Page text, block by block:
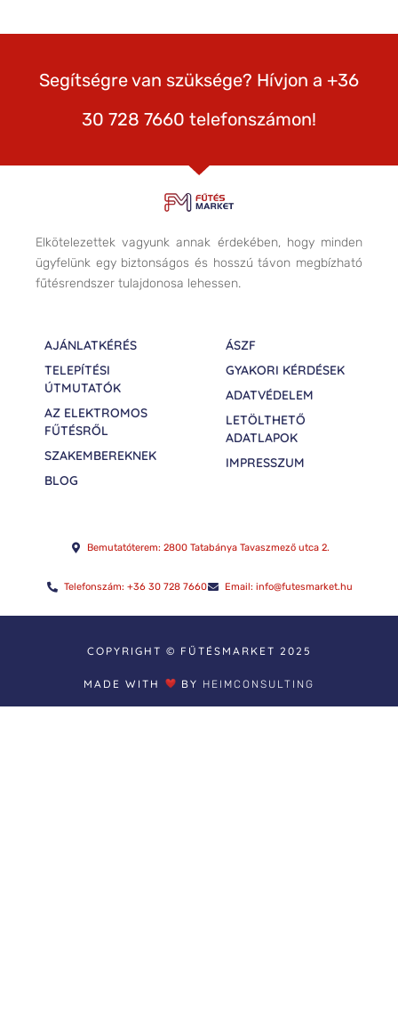
Segítségre van szüksége? Hívjon a +36
30 728 7660 telefonszámon!
Elkötelezettek vagyunk annak érdekében, hogy minden
ügyfelünk egy biztonságos és hosszú távon megbízható
fűtésrendszer tulajdonosa lehessen.
AJÁNLATKÉRÉS
TELEPÍTÉSI
ÚTMUTATÓK
AZ ELEKTROMOS
FŰTÉSRŐL
SZAKEMBEREKNEK
BLOG
ÁSZF
GYAKORI KÉRDÉSEK
ADATVÉDELEM
LETÖLTHETŐ
ADATLAPOK
IMPRESSZUM
Bemutatóterem: 2800 Tatabánya Tavaszmező utca 2.
Telefonszám: +36 30 728 7660 Email: info@futesmarket.hu
COPYRIGHT © FŰTÉSMARKET 2025
MADE WITH BY HEIMCONSULTING